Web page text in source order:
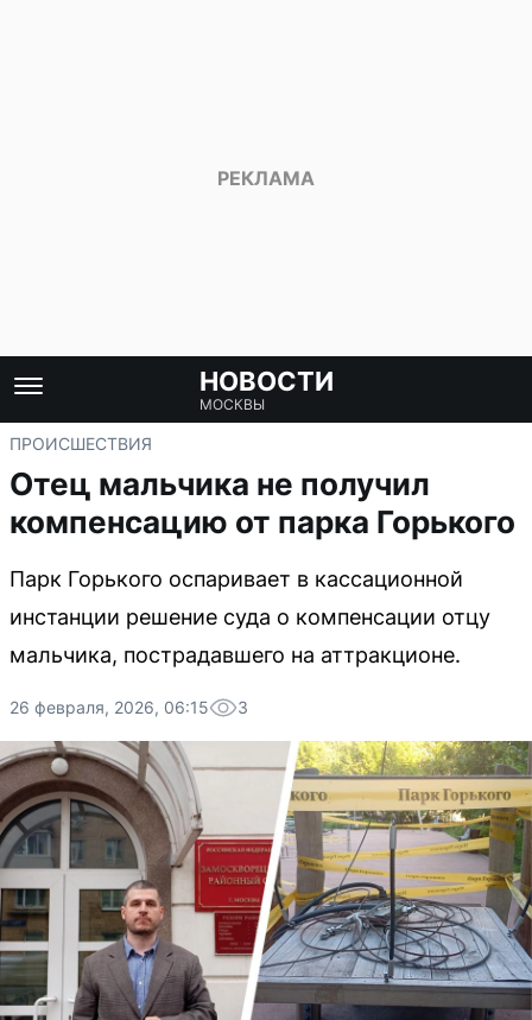
НОВОСТИ
МОСКВЫ
ПРОИСШЕСТВИЯ
Отец мальчика не получил
компенсацию от парка Горького
Парк Горького оспаривает в кассационной
инстанции решение суда о компенсации отцу
мальчика, пострадавшего на аттракционе.
26 февраля, 2026, 06:15 3